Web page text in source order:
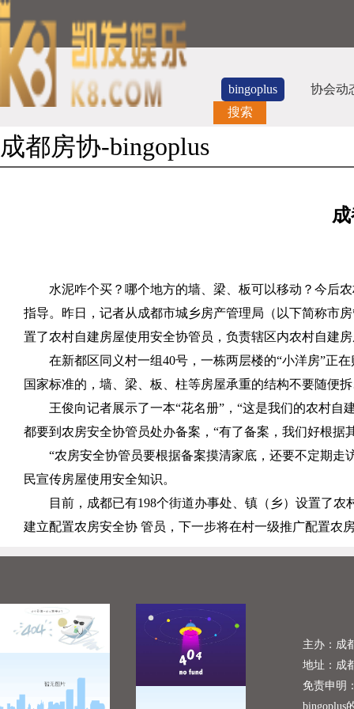
bingoplus
协会动
搜索
成都房协-bingoplus
水泥咋个买？哪个地方的墙、梁、板可以移动？今后
指导。昨日，记者从成都市城乡房产管理局（以下简称市
置了农村自建房屋使用安全协管员，负责辖区内农村自建
在新都区同义村一组40号，一栋两层楼的“小洋房”正
国家标准的，墙、梁、板、柱等房屋承重的结构不要随
王俊向记者展示了一本“花名册”，“这是我们的农村
都要到农房安全协管员处办备案，“有了备案，我们好根据
“农房安全协管员要根据备案摸清家底，还要不定期
民宣传房屋使用安全知识。
目前，成都已有198个街道办事处、镇（乡）设置了
建立配置农房安全协 管员，下一步将在村一级推广配置农
主办：成
地址：成
免责申明
bingoplus